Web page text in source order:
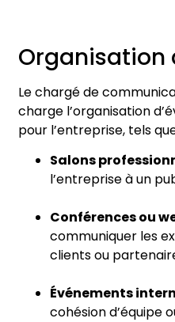
Organisation
Le chargé de
charge l’organisation
pour l’entreprise, tels
Salons
l’entreprise à un
Conférences ou
communiquer les
clients ou
Événements
cohésion d’équipe